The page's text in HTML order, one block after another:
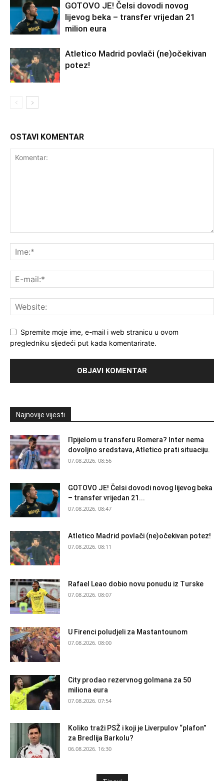
GOTOVO JE! Čelsi dovodi novog
lijevog beka – transfer vrijedan 21
milion eura
Atletico Madrid povlači (ne)očekivan
potez!
OSTAVI KOMENTAR
Spremite moje ime, e-mail i web stranicu u ovom
pregledniku sljedeći put kada komentarirate.
Najnovije vijesti
Прijelom u transferu Romera? Inter nema
dovoljno sredstava, Atletico prati situaciju.
07.08.2026. 08:56
GOTOVO JE! Čelsi dovodi novog lijevog beka
– transfer vrijedan 21...
07.08.2026. 08:47
Atletico Madrid povlači (ne)očekivan potez!
07.08.2026. 08:11
Rafael Leao dobio novu ponudu iz Turske
07.08.2026. 08:07
U Firenci poludjeli za Mastantounom
07.08.2026. 08:00
City prodao rezervnog golmana za 50
miliona eura
07.08.2026. 07:54
Koliko traži PSŽ i koji je Liverpulov “plafon”
za Bredlija Barkolu?
06.08.2026. 16:30